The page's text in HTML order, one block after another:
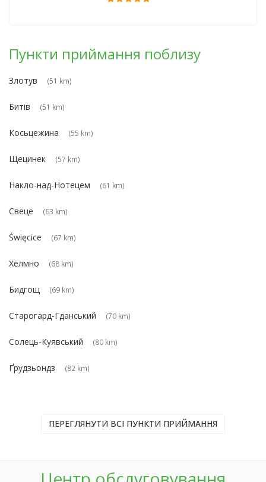
Пункти приймання поблизу
Злотув (51 km)
Битів (51 km)
Косьцежина (55 km)
Щецинек (57 km)
Накло-над-Нотецем (61 km)
Свеце (63 km)
Święcice (67 km)
Хелмно (68 km)
Бидгощ (69 km)
Старогард-Гданський (70 km)
Солець-Куявський (80 km)
Ґрудзьондз (82 km)
ПЕРЕГЛЯНУТИ ВСІ ПУНКТИ ПРИЙМАННЯ